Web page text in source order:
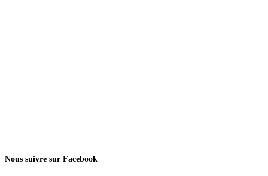
Nous suivre sur Facebook